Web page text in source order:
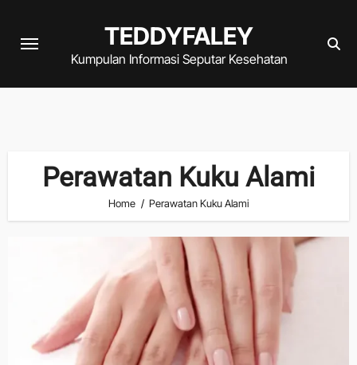
TEDDYFALEY
Kumpulan Informasi Seputar Kesehatan
Perawatan Kuku Alami
Home Perawatan Kuku Alami